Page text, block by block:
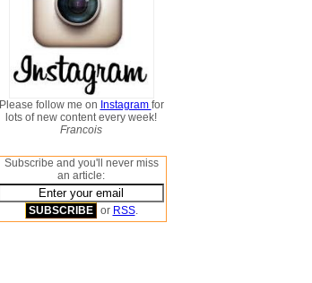
Please follow me on Instagram for
lots of new content every week!
Francois
Subscribe and you'll never miss
an article:
or RSS.